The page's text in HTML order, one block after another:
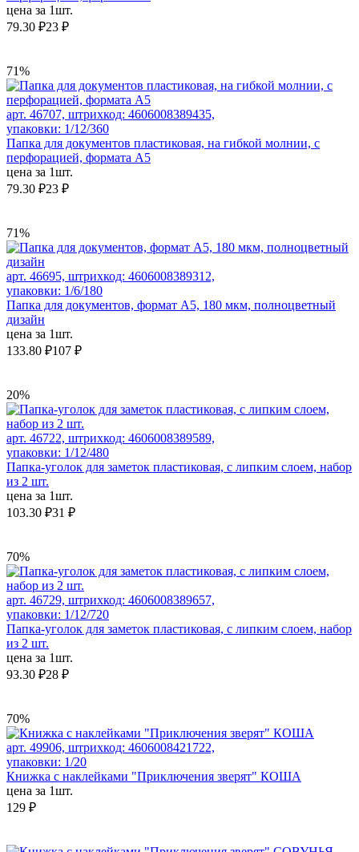
цена за 1шт.
79.30 ₽23 ₽
71%
арт. 46707, штрихкод: 4606008389435,
упаковки: 1/12/360
Папка для документов пластиковая, на гибкой молнии, с
перфорацией, формата А5
цена за 1шт.
79.30 ₽23 ₽
71%
арт. 46695, штрихкод: 4606008389312,
упаковки: 1/6/180
Папка для документов, формат А5, 180 мкм, полноцветный
дизайн
цена за 1шт.
133.80 ₽107 ₽
20%
арт. 46722, штрихкод: 4606008389589,
упаковки: 1/12/480
Папка-уголок для заметок пластиковая, с липким слоем, набор
из 2 шт.
цена за 1шт.
103.30 ₽31 ₽
70%
арт. 46729, штрихкод: 4606008389657,
упаковки: 1/12/720
Папка-уголок для заметок пластиковая, с липким слоем, набор
из 2 шт.
цена за 1шт.
93.30 ₽28 ₽
70%
арт. 49906, штрихкод: 4606008421722,
упаковки: 1/20
Книжка с наклейками "Приключения зверят" КОША
цена за 1шт.
129 ₽